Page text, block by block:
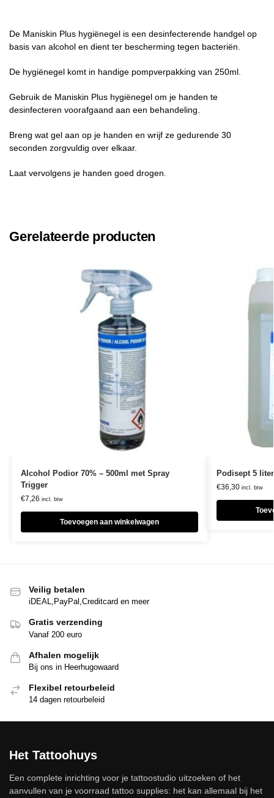
De Maniskin Plus hygiënegel is een desinfecterende handgel op
basis van alcohol en dient ter bescherming tegen bacteriën.
De hygiënegel komt in handige pompverpakking van 250ml.
Gebruik de Maniskin Plus hygiënegel om je handen te
desinfecteren voorafgaand aan een behandeling.
Breng wat gel aan op je handen en wrijf ze gedurende 30
seconden zorgvuldig over elkaar.
Laat vervolgens je handen goed drogen.
Gerelateerde producten
Alcohol Podior 70% – 500ml met Spray
Trigger
€7,26 incl. btw
Toevoegen aan winkelwagen
Podisept 5 liter
€36,30 incl. btw
Veilig betalen
iDEAL,PayPal,Creditcard en meer
Gratis verzending
Vanaf 200 euro
Afhalen mogelijk
Bij ons in Heerhugowaard
Flexibel retourbeleid
14 dagen retourbeleid
Het Tattoohuys
Een complete inrichting voor je tattoostudio uitzoeken of het
aanvullen van je voorraad tattoo supplies: het kan allemaal bij het